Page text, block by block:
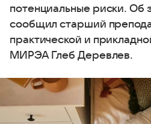
потенциальные риски. Об
сообщил старший
практической и
МИРЭА Глеб Деревлев.